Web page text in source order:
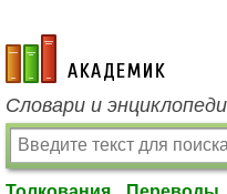
academic.ru
Словари и